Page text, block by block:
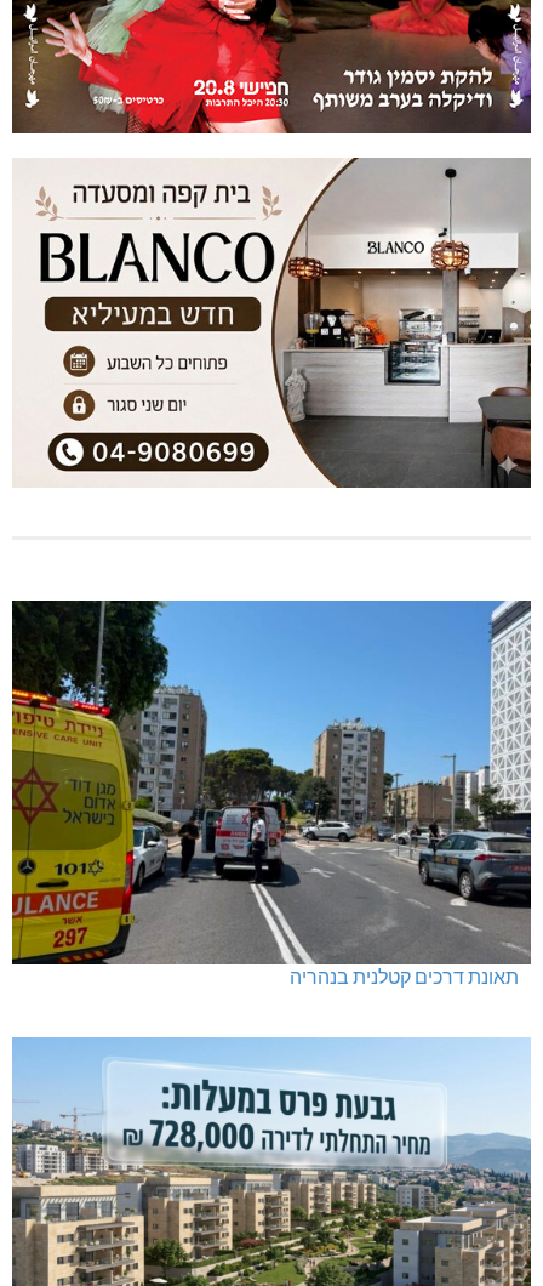
תאונת דרכים קטלנית בנהריה